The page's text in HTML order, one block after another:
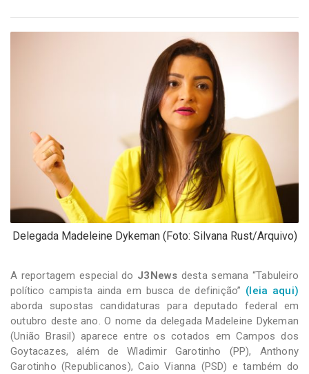
2024
Delegada Madeleine Dykeman (Foto: Silvana Rust/Arquivo)
A reportagem especial do J3News desta semana “Tabuleiro
político campista ainda em busca de definição” (leia aqui)
aborda supostas candidaturas para deputado federal em
outubro deste ano. O nome da delegada Madeleine Dykeman
(União Brasil) aparece entre os cotados em Campos dos
Goytacazes, além de Wladimir Garotinho (PP), Anthony
Garotinho (Republicanos), Caio Vianna (PSD) e também do